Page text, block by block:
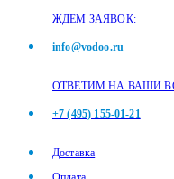
ЖДЕМ ЗАЯВОК:
info@vodoo.ru
ОТВЕТИМ НА ВАШИ
+7 (495) 155-01-21
Доставка